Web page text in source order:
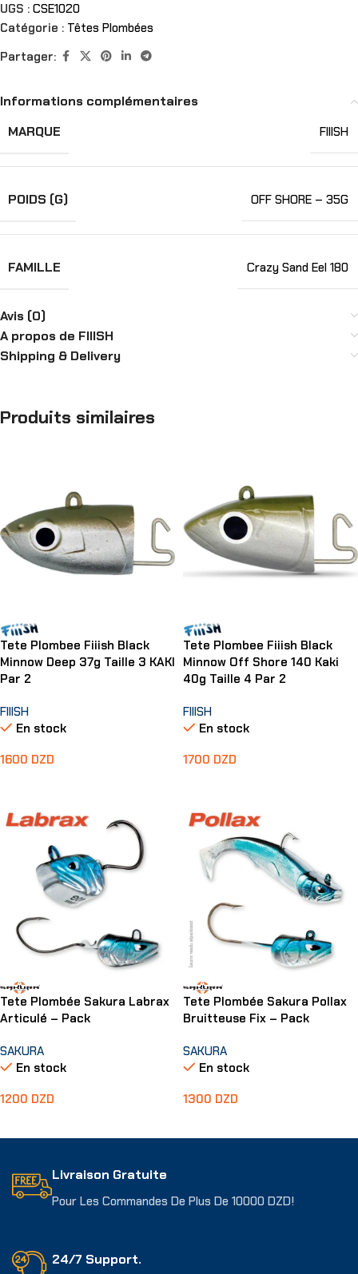
UGS : CSE1020
Catégorie : Têtes Plombées
Partager:
Informations complémentaires
MARQUE
FIIISH
POIDS (G) OFF SHORE – 35G
FAMILLE Crazy Sand Eel 180
Avis (0)
A propos de FIIISH
Shipping & Delivery
Produits similaires
Tete Plombee Fiiish Black
Minnow Deep 37g Taille 3 KAKI
Par 2
FIIISH
En stock
1600 DZD
Tete Plombee Fiiish Black
Minnow Off Shore 140 Kaki
40g Taille 4 Par 2
FIIISH
En stock
1700 DZD
Tete Plombée Sakura Labrax
Articulé – Pack
SAKURA
En stock
1200 DZD
Tete Plombée Sakura Pollax
Bruitteuse Fix – Pack
SAKURA
En stock
1300 DZD
Livraison Gratuite
Pour Les Commandes De Plus De 10000 DZD!
24/7 Support.